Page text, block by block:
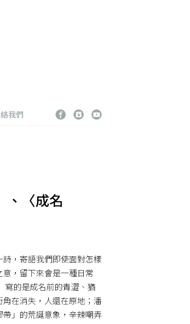
我們
、〈成名
，寄語我們即使面對怎樣
，留下來會是一種日常
寫的是成名前的青澀、猶
在消失，人還在原地；潘
」的荒誕意象，辛辣嘲弄